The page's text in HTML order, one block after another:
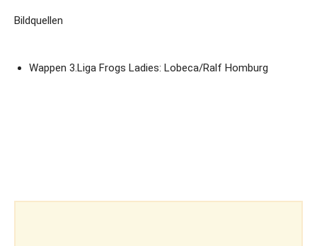
Bildquellen
Wappen 3.Liga Frogs Ladies: Lobeca/Ralf Homburg